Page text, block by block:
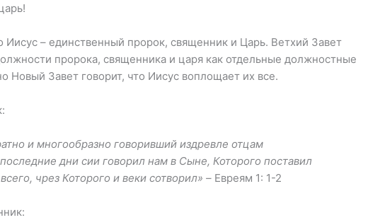
Иисус – единственный пророк, священник и Царь. Ветхий Завет
пророка, священника и царя как отдельные должностные
Новый Завет говорит, что Иисус воплощает их все.
и многообразно говоривший издревле отцам
дни сии говорил нам в Сыне, Которого поставил
чрез Которого и веки сотворил» – Евреям 1: 1-2